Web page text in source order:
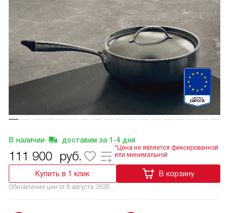
В наличии доставим за 1-4 дня
111 900 руб.
*Цена не является фиксированной
или минимальной
Купить в 1 клик В корзину
Обновление цен от 8 августа 2026